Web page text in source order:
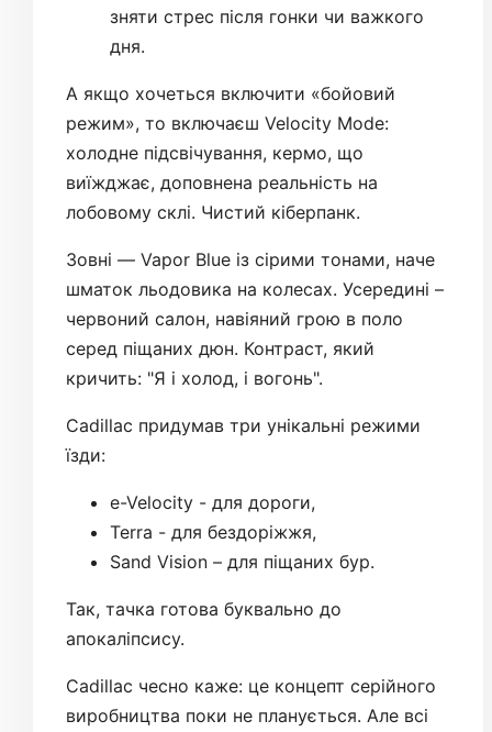
зняти стрес після гонки чи важкого
дня.
А якщо хочеться включити «бойовий
режим», то включаєш Velocity Mode:
холодне підсвічування, кермо, що
виїжджає, доповнена реальність на
лобовому склі. Чистий кіберпанк.
Зовні — Vapor Blue із сірими тонами, наче
шматок льодовика на колесах. Усередині –
червоний салон, навіяний грою в поло
серед піщаних дюн. Контраст, який
кричить: "Я і холод, і вогонь".
Cadillac придумав три унікальні режими
їзди:
e-Velocity - для дороги,
Terra - для бездоріжжя,
Sand Vision – для піщаних бур.
Так, тачка готова буквально до
апокаліпсису.
Cadillac чесно каже: це концепт серійного
виробництва поки не планується. Але всі